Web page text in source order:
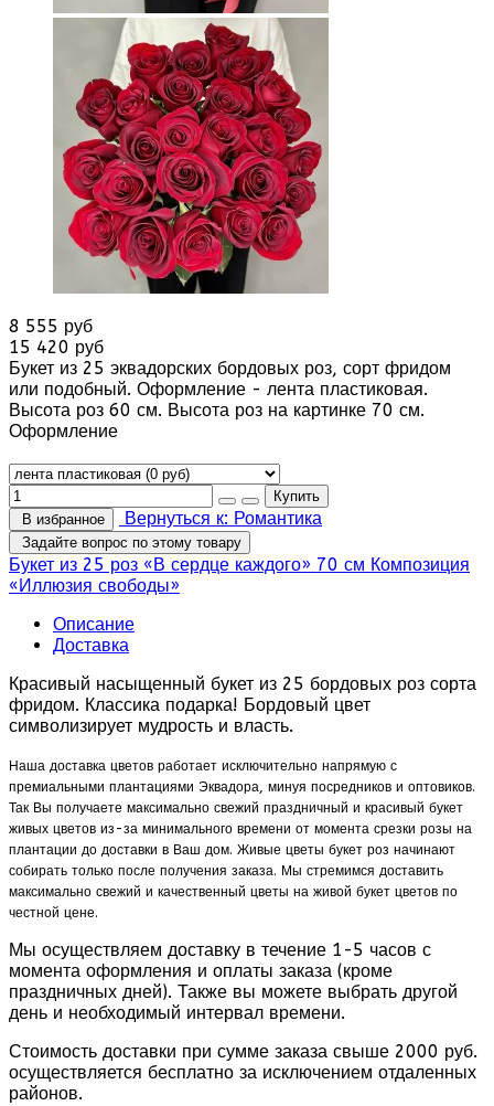
8 555 руб
15 420 руб
Букет из 25 эквадорских бордовых роз, сорт фридом
или подобный. Оформление - лента пластиковая.
Высота роз 60 см. Высота роз на картинке 70 см.
Оформление
В избранное Вернуться к: Романтика
Задайте вопрос по этому товару
Букет из 25 роз «В сердце каждого» 70 см Композиция
«Иллюзия свободы»
Описание
Доставка
Красивый насыщенный букет из 25 бордовых роз сорта
фридом. Классика подарка! Бордовый цвет
символизирует мудрость и власть.
Наша доставка цветов работает исключительно напрямую с
премиальными плантациями Эквадора, минуя посредников и оптовиков.
Так Вы получаете максимально свежий праздничный и красивый букет
живых цветов из-за минимального времени от момента срезки розы на
плантации до доставки в Ваш дом. Живые цветы букет роз начинают
собирать только после получения заказа. Мы стремимся доставить
максимально свежий и качественный цветы на живой букет цветов по
честной цене.
Мы осуществляем доставку в течение 1-5 часов с
момента оформления и оплаты заказа (кроме
праздничных дней). Также вы можете выбрать другой
день и необходимый интервал времени.
Стоимость доставки при сумме заказа свыше 2000 руб.
осуществляется бесплатно за исключением отдаленных
районов.